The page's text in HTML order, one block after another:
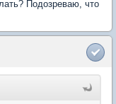
Подозреваю, что